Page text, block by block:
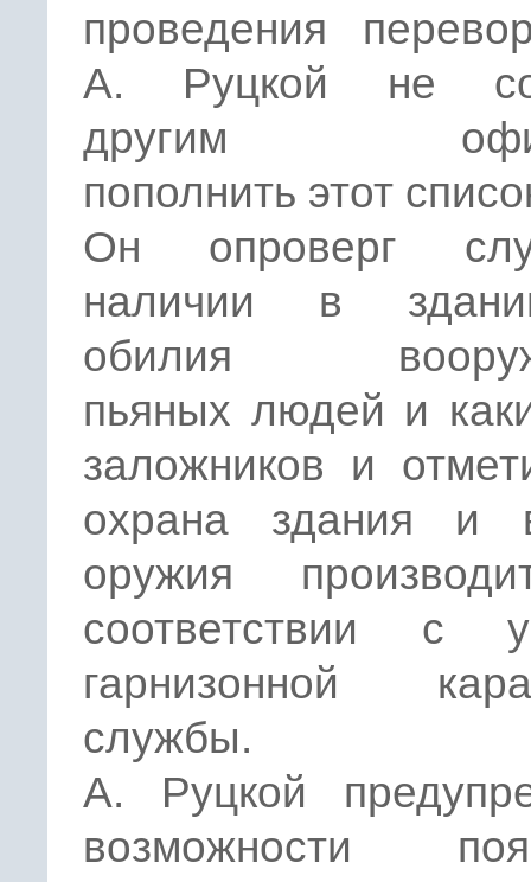
проведения
А. Руцкой не
другим
пополнить этот
Он опроверг
наличии в
обилия
пьяных людей и
заложников и
охрана здания и
оружия
соответствии с
гарнизонной
службы.
А. Руцкой
возможности